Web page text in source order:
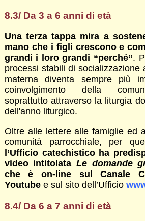
8.3/ Da 3 a 6 anni di età
Una terza tappa mira a
mano che i figli crescono e
grandi i loro grandi “perché”.
processi stabili di socializzazione
materna diventa sempre più
coinvolgimento della
soprattutto attraverso la liturgia
dell'anno liturgico.
Oltre alle lettere alle famiglie ed
comunità parrocchiale, per
l’Ufficio catechistico ha
video intitolata Le domande
che è on-line sul Canale
Youtubee sul sito dell’Ufficio
8.4/ Da 6 a 7 anni di età